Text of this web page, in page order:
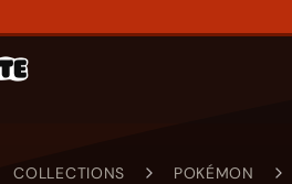
COLLECTIONS POKÉMON